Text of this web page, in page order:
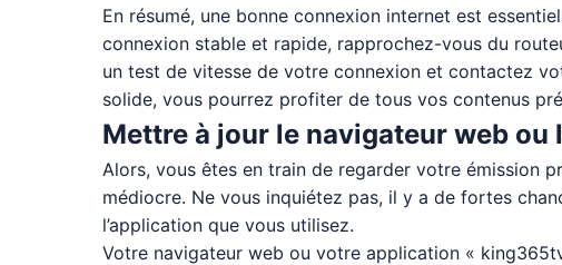
En résumé, une bonne connexion internet est
connexion stable et rapide, rapprochez-vous du
un test de vitesse de votre connexion et contactez
solide, vous pourrez profiter de tous vos contenus
Mettre à jour le navigateur web ou
Alors, vous êtes en train de regarder votre émission
médiocre. Ne vous inquiétez pas, il y a de fortes
l’application que vous utilisez.
Votre navigateur web ou votre application «